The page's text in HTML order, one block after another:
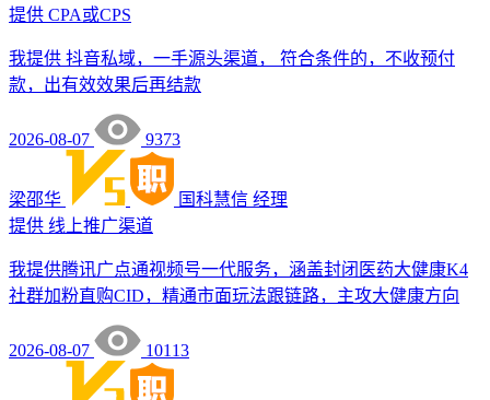
提供 CPA或CPS
我提供 抖音私域，一手源头渠道， 符合条件的，不收预付
款，出有效效果后再结款
2026-08-07 9373
梁邵华 国科慧信 经理
提供 线上推广渠道
我提供腾讯广点通视频号一代服务，涵盖封闭医药大健康K4
社群加粉直购CID，精通市面玩法跟链路，主攻大健康方向
2026-08-07 10113